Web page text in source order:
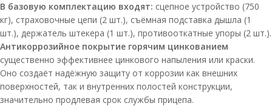
В базовую комплектацию входят: сцепное устройство (750
кг), страховочные цепи (2 шт.), съёмная подставка дышла (1
шт.), держатель штекера (1 шт.), противооткатные упоры (2 шт.).
Антикоррозийное покрытие горячим цинкованием
существенно эффективнее цинкового напыления или краски.
Оно создаёт надёжную защиту от коррозии как внешних
поверхностей, так и внутренних полостей конструкции,
значительно продлевая срок службы прицепа.